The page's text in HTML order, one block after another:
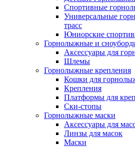
Спортивные
Универсальные
трасс
Юниорские
Горнолыжные и
Аксессуары для
Шлемы
Горнолыжные крепления
Кошки для
Крепления
Платформы для
Ски-стопы
Горнолыжные маски
Аксессуары для
Линзы для масок
Маски